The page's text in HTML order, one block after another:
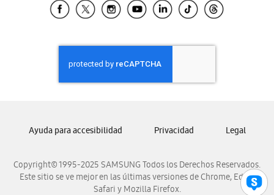
Samsung El Salvador
Samsung Honduras
Samsung Nicaragua
Samsung Panamá
Samsung Venezuela
Copyright© 1995-2025 SAMSUNG Todos los Derechos Reservados.
Este sitio se ve mejor en las últimas versiones de Chrome, Edge,
Safari y Mozilla Firefox.
Ayuda para accesibilidad Privacidad Legal